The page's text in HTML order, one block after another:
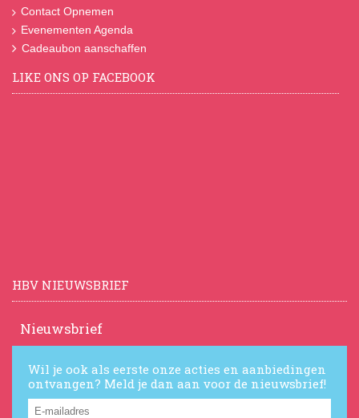
Contact Opnemen
Evenementen Agenda
Cadeaubon aanschaffen
LIKE ONS OP FACEBOOK
HBV NIEUWSBRIEF
Nieuwsbrief
Wil je ook als eerste onze acties en aanbiedingen
ontvangen? Meld je dan aan voor de nieuwsbrief!